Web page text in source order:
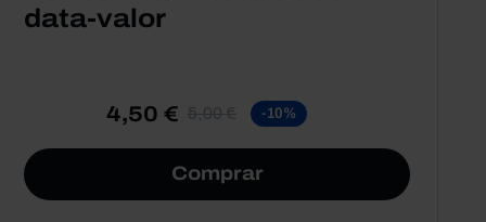
data-valor
4,50 € 5,00 € -10%
Comprar